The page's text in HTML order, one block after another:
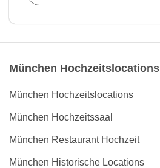
München Hochzeitslocations
München Hochzeitslocations
München Hochzeitssaal
München Restaurant Hochzeit
München Historische Locations